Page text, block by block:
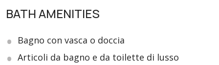
BATH AMENITIES
Bagno con vasca o doccia
Articoli da bagno e da toilette di lusso